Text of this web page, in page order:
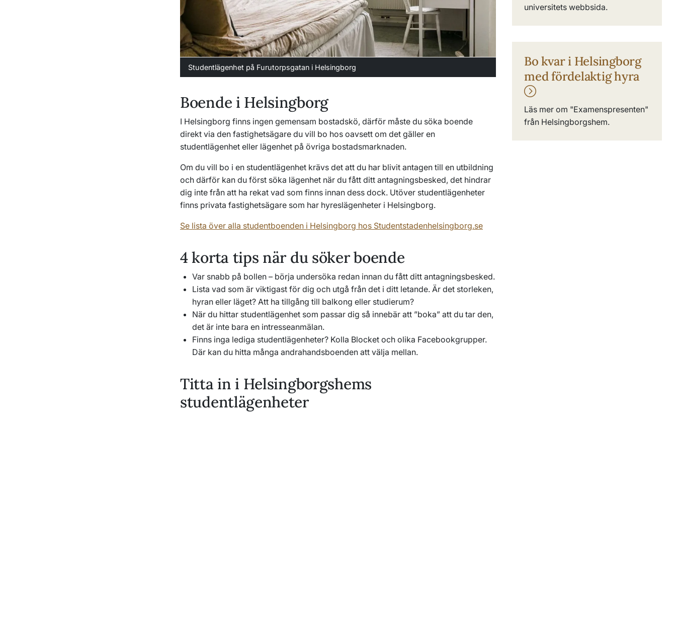
Studentlägenhet på Furutorpsgatan i Helsingborg
Boende i Helsingborg
I Helsingborg finns ingen gemensam bostadskö, därför måste du söka boende
direkt via den fastighetsägare du vill bo hos oavsett om det gäller en
studentlägenhet eller lägenhet på övriga bostadsmarknaden.
Om du vill bo i en studentlägenhet krävs det att du har blivit antagen till en utbildning
och därför kan du först söka lägenhet när du fått ditt antagningsbesked, det hindrar
dig inte från att ha rekat vad som finns innan dess dock. Utöver studentlägenheter
finns privata fastighetsägare som har hyreslägenheter i Helsingborg.
Se lista över alla studentboenden i Helsingborg hos Studentstadenhelsingborg.se
4 korta tips när du söker boende
Var snabb på bollen – börja undersöka redan innan du fått ditt antagningsbesked.
Lista vad som är viktigast för dig och utgå från det i ditt letande. Är det storleken,
hyran eller läget? Att ha tillgång till balkong eller studierum?
När du hittar studentlägenhet som passar dig så innebär att ”boka” att du tar den,
det är inte bara en intresseanmälan.
Finns inga lediga studentlägenheter? Kolla Blocket och olika Facebookgrupper.
Där kan du hitta många andrahandsboenden att välja mellan.
Titta in i Helsingborgshems
studentlägenheter
universitets webbsida.
Bo kvar i Helsingborg
med fördelaktig hyra
Läs mer om "Examenspresenten"
från Helsingborgshem.